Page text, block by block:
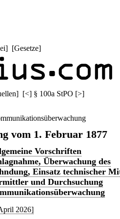
] [Gesetze]
] [<] § 100a StPO [>]
vom 1. Februar 1877
Vorschriften
Überwachung des
Einsatz technischer
und Durchsuchung
2026]